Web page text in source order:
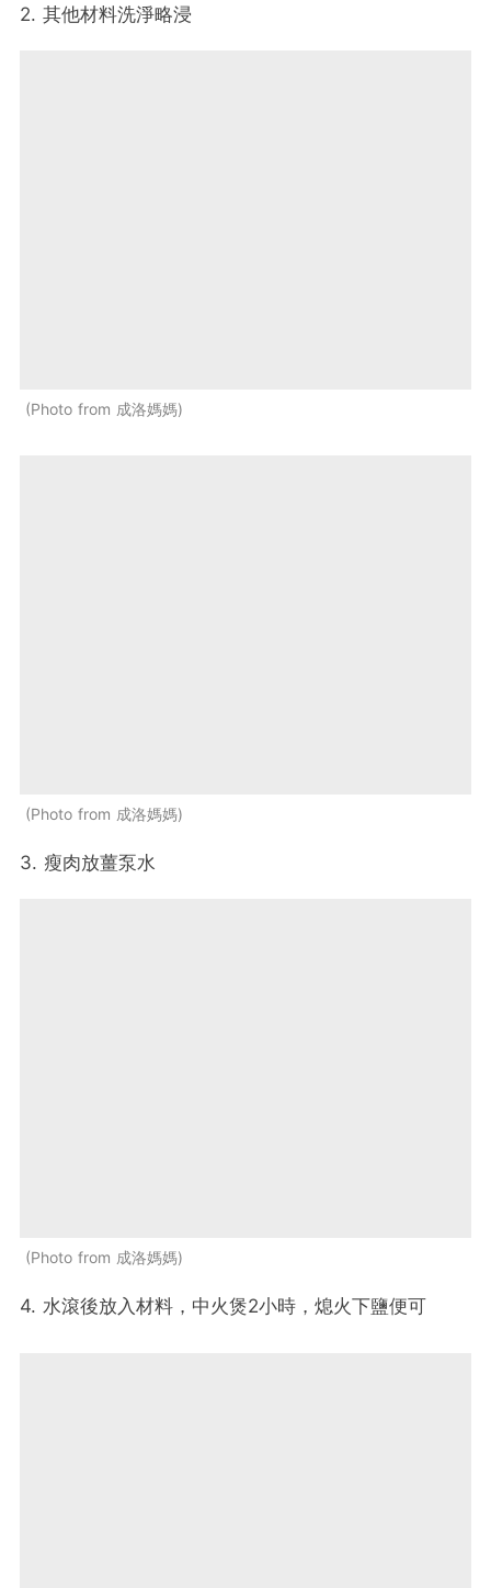
2. 其他材料洗淨略浸
Photo from 成洛媽媽
Photo from 成洛媽媽
3. 瘦肉放薑泵水
Photo from 成洛媽媽
4. 水滾後放入材料，中火煲2小時，熄火下鹽便可